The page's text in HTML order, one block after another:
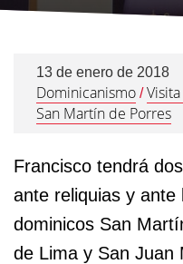
13 de enero de 2018
Dominicanismo /
San Martín de Porres
Francisco tendrá
ante reliquias y ante
dominicos San
de Lima y San Juan